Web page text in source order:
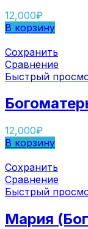
12,000₽
В корзину
Сохранить
Сравнение
Быстрый
12,000₽
В корзину
Сохранить
Сравнение
Быстрый
Мария